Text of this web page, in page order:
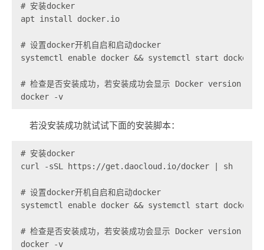
# 安装docker
apt install docker.io
# 设置docker开机自启和启动docker
systemctl enable docker && systemctl start docker
# 检查是否安装成功，若安装成功会显示 Docker version
docker -v
若没安装成功就试试下面的安装脚本：
# 安装docker
curl -sSL https://get.daocloud.io/docker | sh
# 设置docker开机自启和启动docker
systemctl enable docker && systemctl start docker
# 检查是否安装成功，若安装成功会显示 Docker version
docker -v